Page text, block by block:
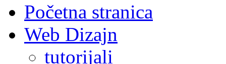
Početna stranica
Web Dizajn
tutorijali